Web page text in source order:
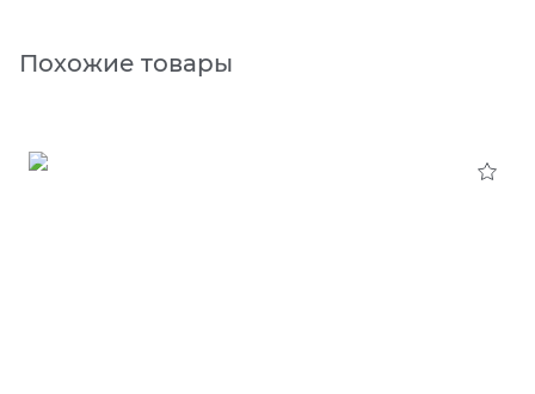
Похожие товары